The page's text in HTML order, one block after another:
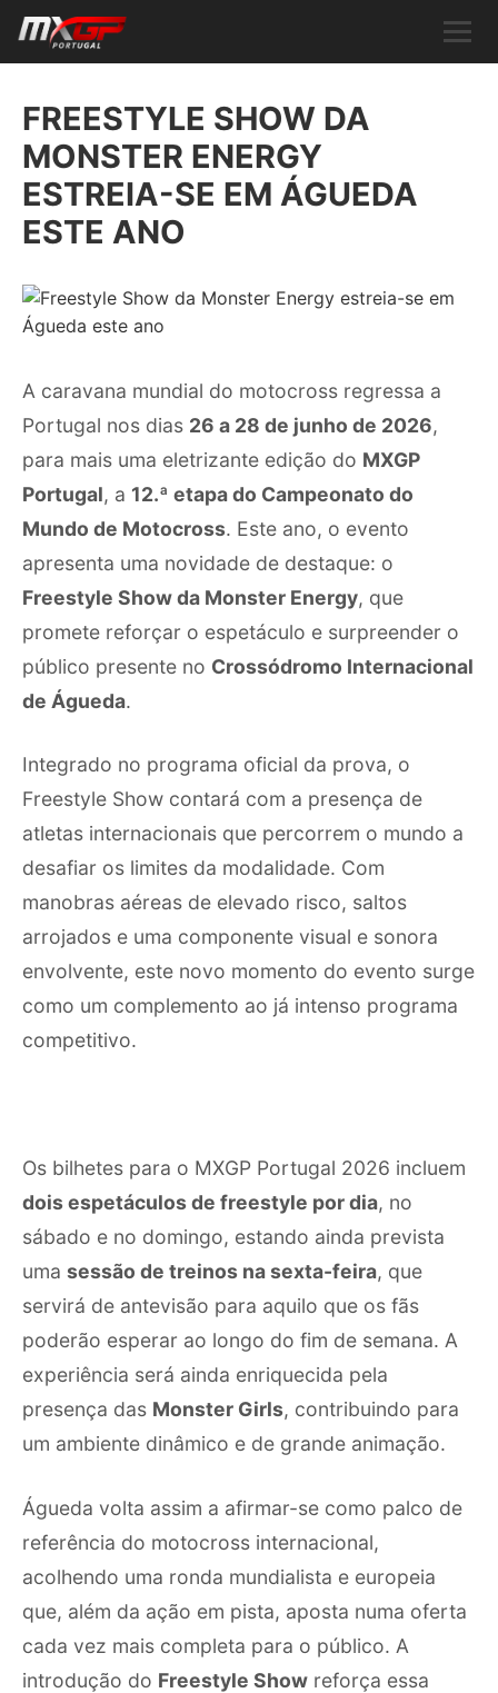
FREESTYLE SHOW DA
MONSTER ENERGY
ESTREIA-SE EM ÁGUEDA
ESTE ANO
A caravana mundial do motocross regressa a
Portugal nos dias 26 a 28 de junho de 2026,
para mais uma eletrizante edição do MXGP
Portugal, a 12.ª etapa do Campeonato do
Mundo de Motocross. Este ano, o evento
apresenta uma novidade de destaque: o
Freestyle Show da Monster Energy, que
promete reforçar o espetáculo e surpreender o
público presente no Crossódromo Internacional
de Águeda.
Integrado no programa oficial da prova, o
Freestyle Show contará com a presença de
atletas internacionais que percorrem o mundo a
desafiar os limites da modalidade. Com
manobras aéreas de elevado risco, saltos
arrojados e uma componente visual e sonora
envolvente, este novo momento do evento surge
como um complemento ao já intenso programa
competitivo.
Os bilhetes para o MXGP Portugal 2026 incluem
dois espetáculos de freestyle por dia, no
sábado e no domingo, estando ainda prevista
uma sessão de treinos na sexta-feira, que
servirá de antevisão para aquilo que os fãs
poderão esperar ao longo do fim de semana. A
experiência será ainda enriquecida pela
presença das Monster Girls, contribuindo para
um ambiente dinâmico e de grande animação.
Águeda volta assim a afirmar-se como palco de
referência do motocross internacional,
acolhendo uma ronda mundialista e europeia
que, além da ação em pista, aposta numa oferta
cada vez mais completa para o público. A
introdução do Freestyle Show reforça essa